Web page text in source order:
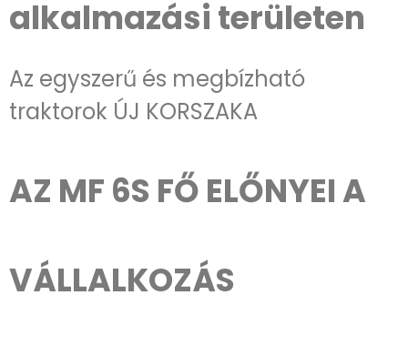
alkalmazási területen​
Az egyszerű és megbízható
traktorok ÚJ KORSZAKA
AZ MF 6S FŐ ELŐNYEI A
VÁLLALKOZÁS